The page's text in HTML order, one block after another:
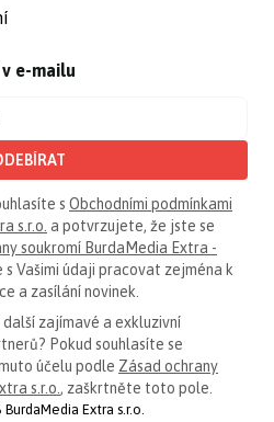
e-mailu
s Obchodními podmínkami
s.r.o. a potvrzujete, že jste se
soukromí BurdaMedia Extra -
s Vašimi údaji pracovat zejména k
a zasílání novinek.
zajímavé a exkluzivní
Pokud souhlasíte se
účelu podle Zásad ochrany
s.r.o., zaškrtněte toto pole.
Extra s.r.o.